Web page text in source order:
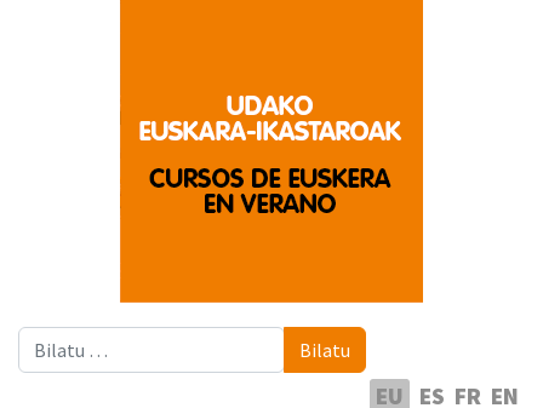
Bilatu Bilatu
EU ES FR EN